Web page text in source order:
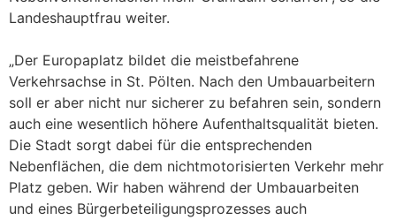
Landeshauptfrau weiter.
„Der Europaplatz bildet die meistbefahrene
Verkehrsachse in St. Pölten. Nach den Umbauarbeitern
soll er aber nicht nur sicherer zu befahren sein, sondern
auch eine wesentlich höhere Aufenthaltsqualität bieten.
Die Stadt sorgt dabei für die entsprechenden
Nebenflächen, die dem nichtmotorisierten Verkehr mehr
Platz geben. Wir haben während der Umbauarbeiten
und eines Bürgerbeteiligungsprozesses auch